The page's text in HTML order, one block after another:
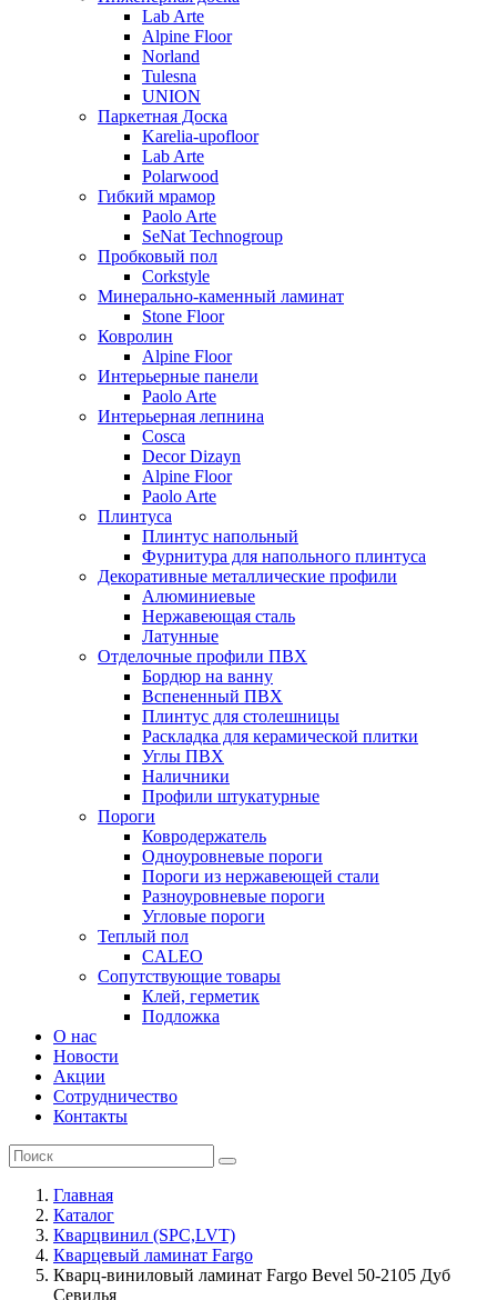
Lab Arte
Alpine Floor
Norland
Tulesna
UNION
Паркетная Доска
Karelia-upofloor
Lab Arte
Polarwood
Гибкий мрамор
Paolo Arte
SeNat Technogroup
Пробковый пол
Corkstyle
Минерально-каменный ламинат
Stone Floor
Ковролин
Alpine Floor
Интерьерные панели
Paolo Arte
Интерьерная лепнина
Cosca
Decor Dizayn
Alpine Floor
Paolo Arte
Плинтуса
Плинтус напольный
Фурнитура для напольного плинтуса
Декоративные металлические профили
Алюминиевые
Нержавеющая сталь
Латунные
Отделочные профили ПВХ
Бордюр на ванну
Вспененный ПВХ
Плинтус для столешницы
Раскладка для керамической плитки
Углы ПВХ
Наличники
Профили штукатурные
Пороги
Ковродержатель
Одноуровневые пороги
Пороги из нержавеющей стали
Разноуровневые пороги
Угловые пороги
Теплый пол
CALEO
Сопутствующие товары
Клей, герметик
Подложка
О нас
Новости
Акции
Сотрудничество
Контакты
Главная
Каталог
Кварцвинил (SPC,LVT)
Кварцевый ламинат Fargo
Кварц-виниловый ламинат Fargo Bevel 50-2105 Дуб
Севилья